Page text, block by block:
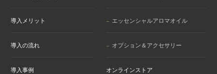
導入メリット
導入の流れ
導入事例
エッセンシャルアロマオイル
オプション＆アクセサリー
オンラインストア